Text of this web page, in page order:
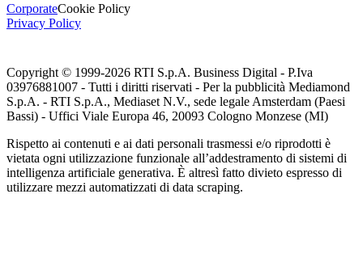
CorporateCookie Policy
Privacy Policy
Copyright © 1999-2026 RTI S.p.A. Business Digital - P.Iva
03976881007 - Tutti i diritti riservati - Per la pubblicità Mediamond
S.p.A. - RTI S.p.A., Mediaset N.V., sede legale Amsterdam (Paesi
Bassi) - Uffici Viale Europa 46, 20093 Cologno Monzese (MI)
Rispetto ai contenuti e ai dati personali trasmessi e/o riprodotti è
vietata ogni utilizzazione funzionale all’addestramento di sistemi di
intelligenza artificiale generativa. È altresì fatto divieto espresso di
utilizzare mezzi automatizzati di data scraping.